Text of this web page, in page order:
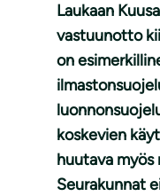
Laukaan
vastuunotto
on
koskevien
huutava myös
Seurakunnat